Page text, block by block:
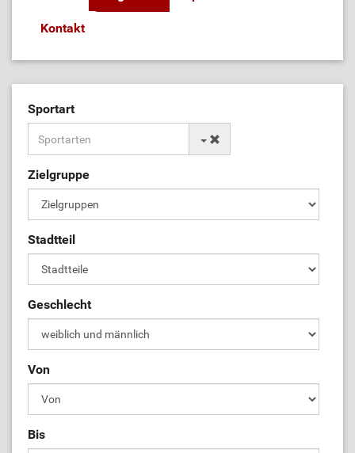
Kontakt
Sportart
Zielgruppe
Stadtteil
Geschlecht
Von
Bis